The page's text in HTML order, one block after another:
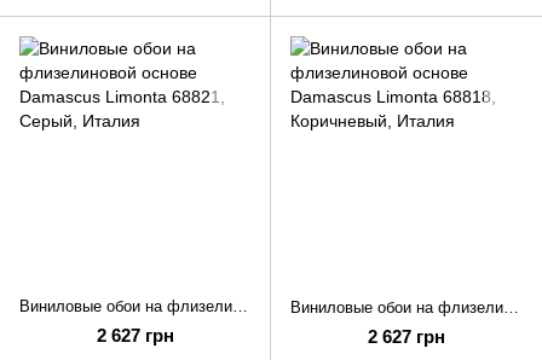
2 627 грн 2 627 грн